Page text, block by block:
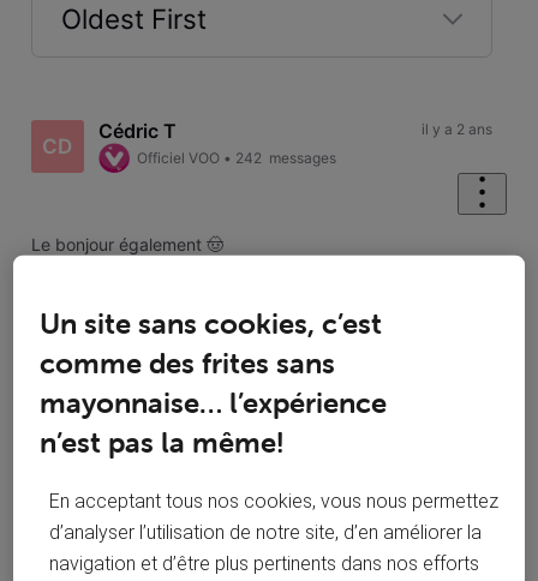
Oldest First
First
CD
Cédric T
Officiel VOO • 242 messages
il y a 2 ans
Le bonjour également 🤠
J'aime
0 0
alloja
il y a 2 ans
Un site sans cookies, c’est
comme des frites sans
mayonnaise… l’expérience
n’est pas la même!
En acceptant tous nos cookies, vous nous permettez
d’analyser l’utilisation de notre site, d’en améliorer la
navigation et d’être plus pertinents dans nos efforts